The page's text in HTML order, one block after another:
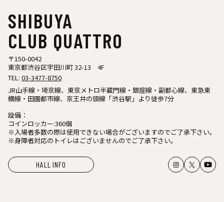
SHIBUYA
CLUB QUATTRO
〒150-0042
東京都渋谷区宇田川町 32-13 4F
TEL: 03-3477-8750
JR山手線・埼京線、東京メトロ半蔵門線・銀座線・副都心線、東急東
横線・田園都市線、京王井の頭線「渋谷駅」より徒歩7分
設備：
コインロッカー:360個
※入場者多数の際は使用できない場合がございますのでご了承下さい。
※身障者対応のトイレはございませんのでご了承下さい。
HALL INFO